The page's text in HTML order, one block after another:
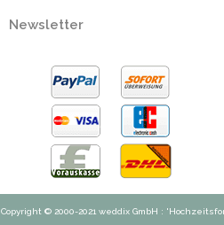
Newsletter
Copyright © 2000-2021 weddix GmbH :